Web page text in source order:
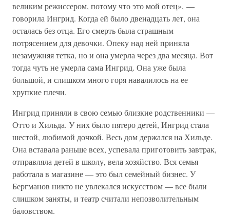
великим режиссером, потому что это мой отец», —
говорила Ингрид. Когда ей было двенадцать лет, она
осталась без отца. Его смерть была страшным
потрясением для девочки. Опеку над ней приняла
незамужняя тетка, но и она умерла через два месяца. Вот
тогда чуть не умерла сама Ингрид. Она уже была
большой, и слишком много горя навалилось на ее
хрупкие плечи.
Ингрид приняли в свою семью близкие родственники —
Отто и Хильда. У них было пятеро детей, Ингрид стала
шестой, любимой дочкой. Весь дом держался на Хильде.
Она вставала раньше всех, успевала приготовить завтрак,
отправляла детей в школу, вела хозяйство. Вся семья
работала в магазине — это был семейный бизнес. У
Бергманов никто не увлекался искусством — все были
слишком заняты, и театр считали непозволительным
баловством.